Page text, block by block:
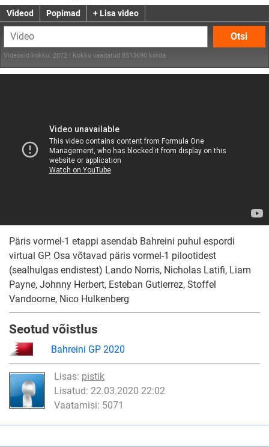
Videod Popimad + Lisa video
Otsi
Videosid kokku: 2072 | Kokku vaadatud 8513690 korda
Päris vormel-1 etappi asendab Bahreini puhul espordi
virtual GP. Osa võtavad päris vormel-1 pilootidest
(sealhulgas endistest) Lando Norris, Nicholas Latifi, Liam
Payne, Johnny Herbert, Esteban Gutierrez, Stoffel
Vandoorne, Nico Hulkenberg
Seotud võistlus
Bahreini GP 2020
Lisas: pistik
Lisatud: 22.03.2020 22:02
Vaatamisi: 5071